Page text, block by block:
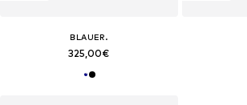
BLAUER.
325,00€